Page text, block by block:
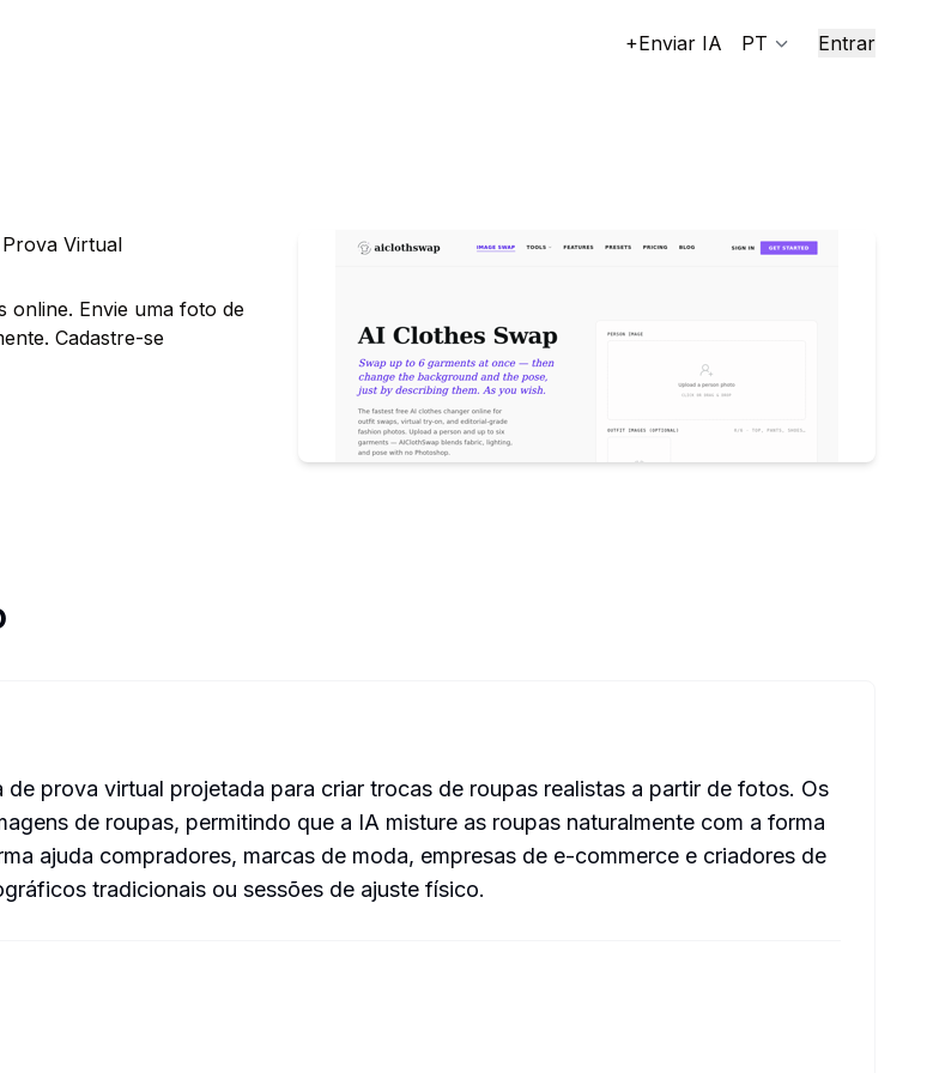
+Enviar IA PT Entrar
Virtual
online. Envie uma foto de
Cadastre-se
prova virtual projetada para criar trocas de roupas realistas a partir de fotos. Os
de roupas, permitindo que a IA misture as roupas naturalmente com a forma
ajuda compradores, marcas de moda, empresas de e-commerce e criadores de
tradicionais ou sessões de ajuste físico.